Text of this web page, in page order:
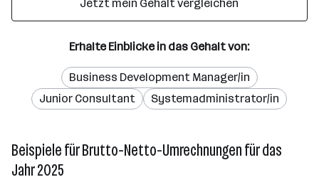
Jetzt mein Gehalt vergleichen
Erhalte Einblicke in das Gehalt von:
Business Development Manager/in
Junior Consultant
Systemadministrator/in
Beispiele für Brutto-Netto-Umrechnungen für das
Jahr 2025